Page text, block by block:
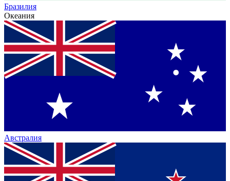
Бразилия
Океания
Австралия